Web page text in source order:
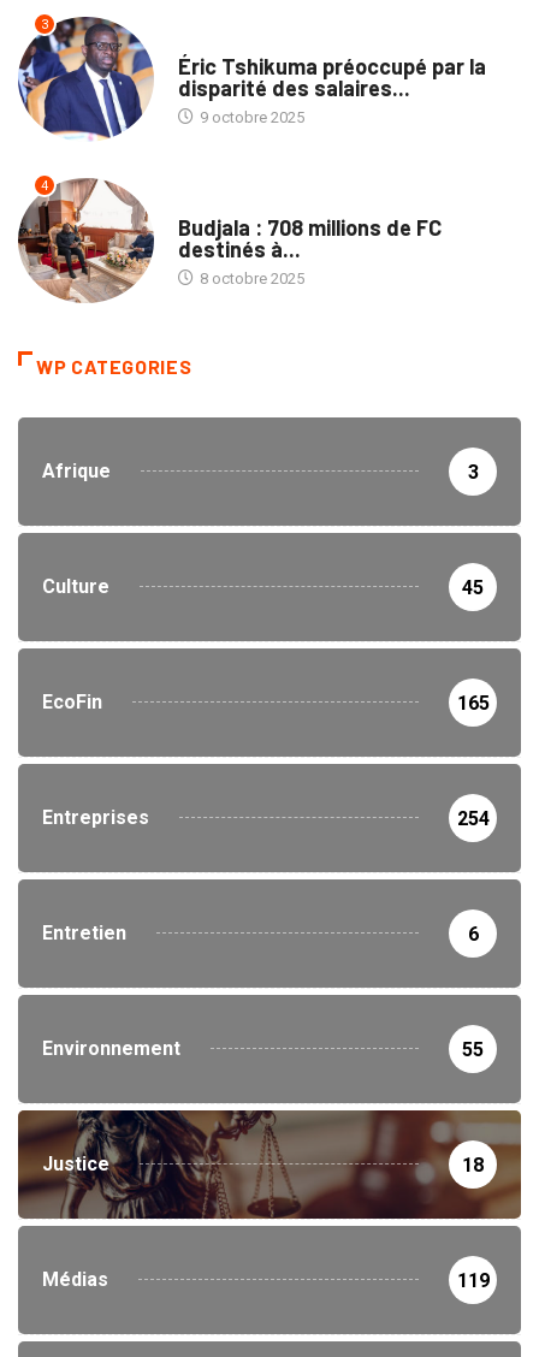
3
Éric Tshikuma préoccupé par la
disparité des salaires...
9 octobre 2025
4
Budjala : 708 millions de FC
destinés à...
8 octobre 2025
WP CATEGORIES
Afrique 3
Culture 45
EcoFin 165
Entreprises 254
Entretien 6
Environnement 55
Justice 18
Médias 119